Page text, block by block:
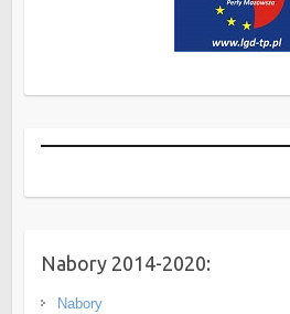
Nabory 2014-2020:
Nabory